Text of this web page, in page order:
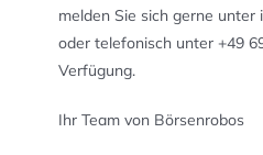
melden Sie sich gerne unter
oder telefonisch unter +49
Verfügung.
Ihr Team von Börsenrobos